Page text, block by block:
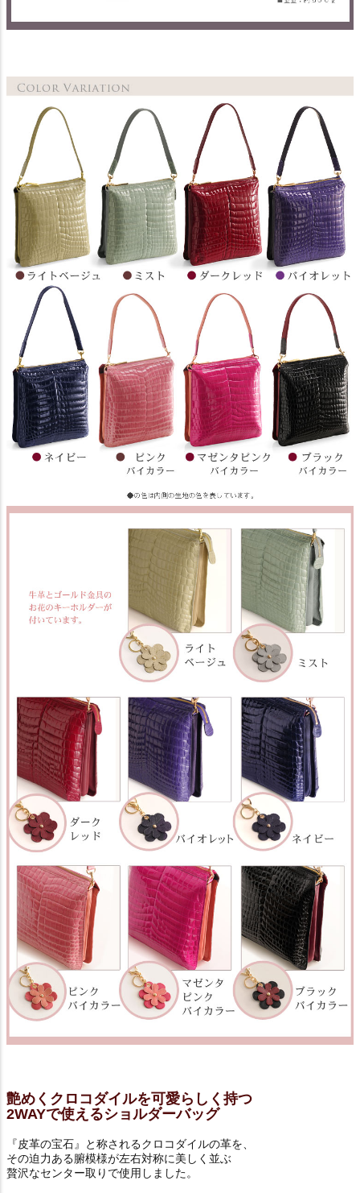
艶めくクロコダイルを可愛らしく持つ
2WAYで使えるショルダーバッグ
『皮革の宝石』と称されるクロコダイルの革を、
その迫力ある腑模様が左右対称に美しく並ぶ
贅沢なセンター取りで使用しました。